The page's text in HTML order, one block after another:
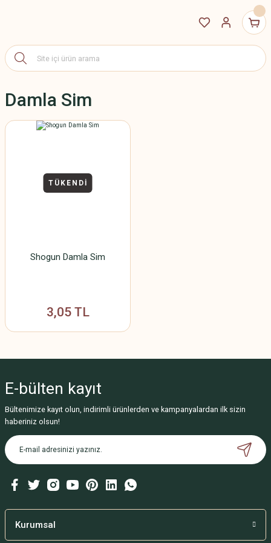
Damla Sim
TÜKENDİ
Shogun Damla Sim
3,05 TL
E-bülten kayıt
Bültenimize kayıt olun, indirimli ürünlerden ve kampanyalardan ilk sizin
haberiniz olsun!
Kurumsal